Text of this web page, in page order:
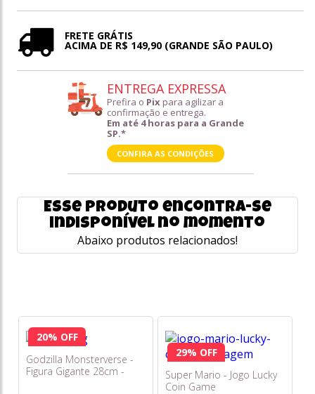
FRETE GRÁTIS
ACIMA DE R$ 149,90 (GRANDE SÃO PAULO)
ENTREGA EXPRESSA
Prefira o Pix para agilizar a
confirmação e entrega.
Em até 4 horas para a Grande
SP.*
CONFIRA AS CONDIÇÕES
Esse produto encontra-se
indisponível no momento
Abaixo produtos relacionados!
20% OFF
Godzilla Monsterverse -
Figura Gigante 28cm -
29% OFF
Super Mario - Jogo Lucky
Coin Game